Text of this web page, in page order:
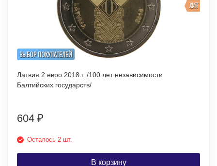
ВЫБОР ПОКУПАТЕЛЕЙ
ХИТ
Латвия 2 евро 2018 г. /100 лет независимости
Балтийских государств/
604 ₽
Осталось 2 шт.
В корзину